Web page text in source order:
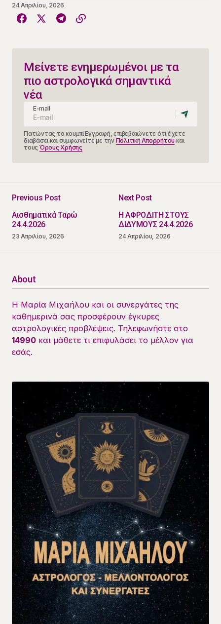
24 Απριλίου, 2026
Μείνετε ενημερωμένοι με τα
πιο αστρολογικά σημαντικά
νέα
E-mail
Πατώντας το κουμπί Εγγραφή, επιβεβαιώνετε ότι έχετε
διαβάσει και συμφωνείτε με την Πολιτική Απορρήτου και
τους Όρους Χρήσης
Previous Post
Αισθηματικά Ταρώ
24.4.2026
23 Απριλίου, 2026
Next Post
Η ΑΦΡΟΔΙΤΗ ΣΤΟΥΣ
ΔΙΔΥΜΟΥΣ 24.4.2026
24 Απριλίου, 2026
About
Η Μαρία Μιχαήλου και οι συνεργάτες της
καθημερινά σας προσφέρουν έγκυρες
αστρολογικές προβλέψεις. Τηλεφωνήστε στο
14990 και μάθετε τι επιφυλάσει το μέλλον για
εσάς.